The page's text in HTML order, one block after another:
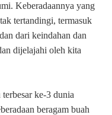
Keberadaannya yang
tertandingi, termasuk
dari keindahan dan
dijelajahi oleh kita
ke-3 dunia
beragam buah